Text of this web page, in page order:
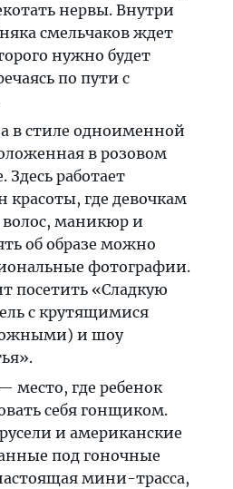
нервы. Внутри
смельчаков ждет
нужно будет
по пути с
в стиле одноименной
в розовом
Здесь работает
красоты, где девочкам
волос, маникюр и
об образе можно
фотографии.
посетить «Сладкую
с крутящимися
и шоу
место, где ребенок
себя гонщиком.
и американские
под гоночные
мини-трасса,